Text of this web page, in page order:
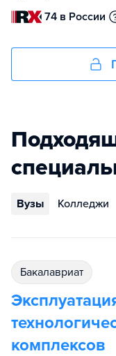
74 в России
Вузы Колледжи
бакалавриат
комплексов